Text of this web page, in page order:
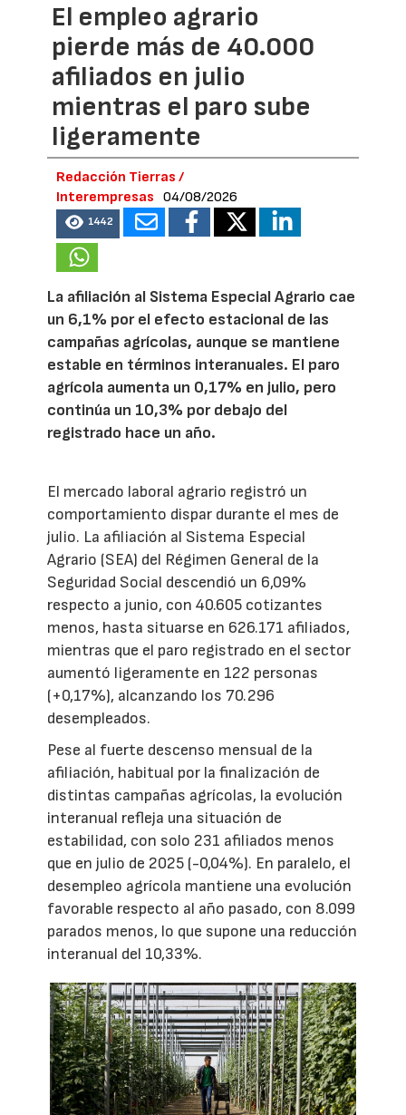
El empleo agrario
pierde más de 40.000
afiliados en julio
mientras el paro sube
ligeramente
Redacción Tierras /
Interempresas
04/08/2026
1442
La afiliación al Sistema Especial Agrario cae
un 6,1% por el efecto estacional de las
campañas agrícolas, aunque se mantiene
estable en términos interanuales. El paro
agrícola aumenta un 0,17% en julio, pero
continúa un 10,3% por debajo del
registrado hace un año.
El mercado laboral agrario registró un
comportamiento dispar durante el mes de
julio. La afiliación al Sistema Especial
Agrario (SEA) del Régimen General de la
Seguridad Social descendió un 6,09%
respecto a junio, con 40.605 cotizantes
menos, hasta situarse en 626.171 afiliados,
mientras que el paro registrado en el sector
aumentó ligeramente en 122 personas
(+0,17%), alcanzando los 70.296
desempleados.
Pese al fuerte descenso mensual de la
afiliación, habitual por la finalización de
distintas campañas agrícolas, la evolución
interanual refleja una situación de
estabilidad, con solo 231 afiliados menos
que en julio de 2025 (-0,04%). En paralelo, el
desempleo agrícola mantiene una evolución
favorable respecto al año pasado, con 8.099
parados menos, lo que supone una reducción
interanual del 10,33%.